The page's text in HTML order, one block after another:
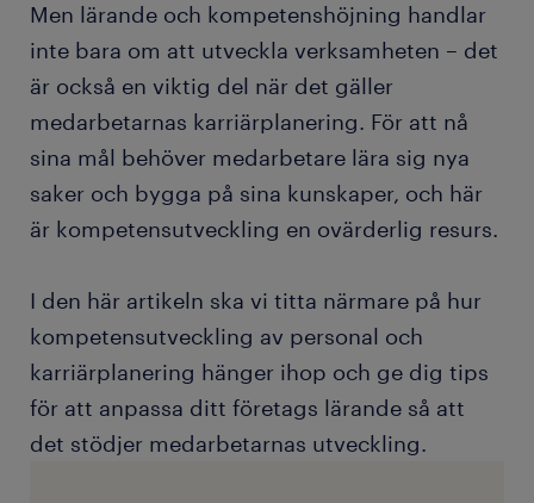
Men lärande och kompetenshöjning handlar
inte bara om att utveckla verksamheten – det
är också en viktig del när det gäller
medarbetarnas karriärplanering. För att nå
sina mål behöver medarbetare lära sig nya
saker och bygga på sina kunskaper, och här
är kompetensutveckling en ovärderlig resurs.
I den här artikeln ska vi titta närmare på hur
kompetensutveckling av personal och
karriärplanering hänger ihop och ge dig tips
för att anpassa ditt företags lärande så att
det stödjer medarbetarnas utveckling.